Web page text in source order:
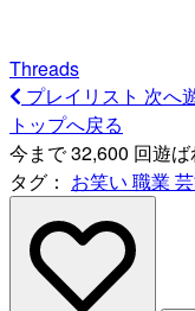
Threads
プレイリスト 次へ
トップへ戻る
今まで 32,600 回遊
タグ： お笑い 職業